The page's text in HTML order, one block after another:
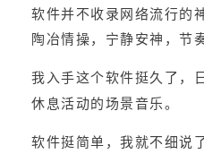
软件并不收录网络流行的
陶冶情操，宁静安神，节
我入手这个软件挺久了，
休息活动的场景音乐。
软件挺简单，我就不细说